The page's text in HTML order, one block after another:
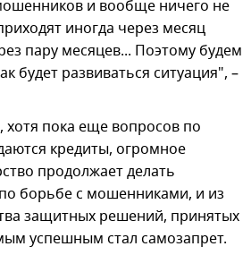
и вообще ничего не
иногда через месяц
пару месяцев... Поэтому будем
будет развиваться ситуация", –
хотя пока еще вопросов по
кредиты, огромное
продолжает делать
борьбе с мошенниками, и из
защитных решений, принятых
успешным стал самозапрет.